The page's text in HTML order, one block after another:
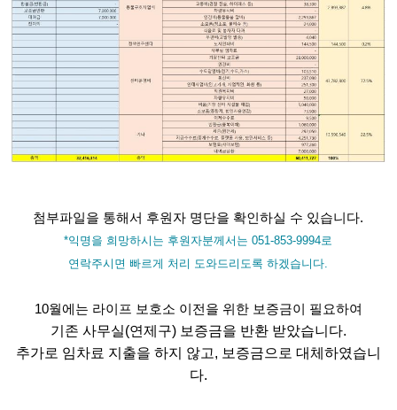
첨부파일을 통해서 후원자 명단을 확인하실 수 있습니다.
*익명을 희망하시는 후원자분께서는 051-853-9994로
연락주시면 빠르게 처리 도와드리도록 하겠습니다.
10월에는 라이프 보호소 이전을 위한 보증금이 필요하여
기존 사무실(연제구) 보증금을 반환 받았습니다.
추가로 임차료 지출을 하지 않고, 보증금으로 대체하였습니
다.